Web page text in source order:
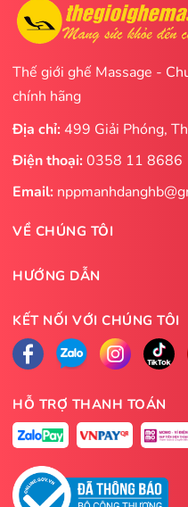
Thế giới ghế Massage -
chính hãng
Địa chỉ: 499 Giải Phóng,
Điện thoại:0358 11 8686
Email:
VỀ CHÚNG TÔI
HƯỚNG DẪN
KẾT NỐI VỚI CHÚNG TÔI
HỖ TRỢ THANH TOÁN